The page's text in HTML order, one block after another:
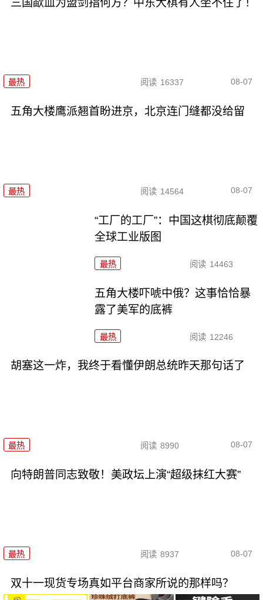
三国歃血为盟剑指何方？中东大棋有人坐不住了！
最热 阅读 16337 08-07
五角大楼鹰派翘首盼进京，北京连门缝都没给留
最热 阅读 14564 08-07
“工厂的工厂”：中国这棋彻底颠覆
全球工业版图
最热 阅读 14463
五角大楼吓唬中俄？这事恰恰暴
露了美军的底裤
最热 阅读 12246
胡塞这一炸，我终于看懂伊朗总统昨天那句话了
最热 阅读 8990 08-07
向特朗普同志致敬！美政坛上演“超级抹红大赛”
最热 阅读 8937 08-07
双十一现货专场真如平台商家所说的那样吗？